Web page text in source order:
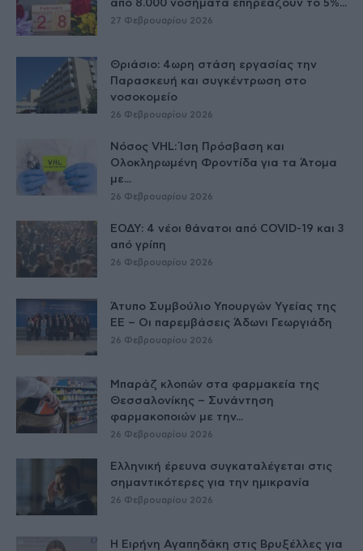
από 8.000 νοσήματα επηρεάζουν το 5%...
27 Φεβρουαρίου 2026
Θριάσιο: 4ωρη στάση εργασίας την
Παρασκευή και συγκέντρωση στο
νοσοκομείο
26 Φεβρουαρίου 2026
Νόσος VHL: Ίση Πρόσβαση και
Ολοκληρωμένη Φροντίδα για τα Άτομα
με...
26 Φεβρουαρίου 2026
ΕΟΔΥ: 4 νέοι θάνατοι από COVID-19 και 3
από γρίπη
26 Φεβρουαρίου 2026
Άτυπο Συμβούλιο Υπουργών Υγείας της
ΕE – Οι παρεμβάσεις Άδωνι Γεωργιάδη
26 Φεβρουαρίου 2026
Μπαράζ κλοπών στα φαρμακεία της
Θεσσαλονίκης – Συνάντηση
φαρμακοποιών με την...
26 Φεβρουαρίου 2026
Ελληνική έρευνα συγκαταλέγεται στις
σημαντικότερες για την ημικρανία
26 Φεβρουαρίου 2026
Η Ειρήνη Αγαπηδάκη στις Βρυξέλλες για